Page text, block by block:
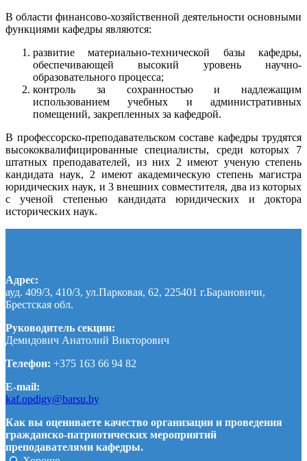
В области финансово-хозяйственной деятельности основными
функциями кафедры являются:
развитие материально-технической базы кафедры,
обеспечивающей высокий уровень научно-
образовательного процесса;
контроль за сохранностью и надлежащим
использованием учебных и административных
помещений, закрепленных за кафедрой.
В профессорско-преподавательском составе кафедры трудятся
высококвалифицированные специалисты, среди которых 7
штатных преподавателей, из них 2 имеют ученую степень
кандидата наук, 2 имеют академическую степень магистра
юридических наук, и 3 внешних совместителя, два из которых
с ученой степенью кандидата юридических и доктора
исторических наук.
Адрес:
ауд. 409/3, 410/3, ул.Парковая, 62, 225401 г.Барановичи,
Брестская обл.
Руководитель секции:
Демидович Анатолий Викторович
Телефон: +375 163 66 94 82
E-mail:
kaf.opdigy@barsu.by
Как вы оцениваете качество организации и проведения
гражданско-патриотических мероприятий
преподавателями кафедры.